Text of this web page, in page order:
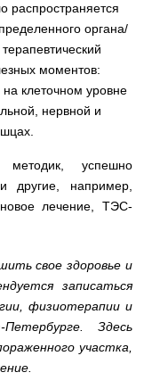
распространяется
органа/
моментов:
клеточном уровне
нервной и
успешно
другие, например,
лечение, ТЭС-
свое здоровье и
записаться
физиотерапии и
Здесь
участка,